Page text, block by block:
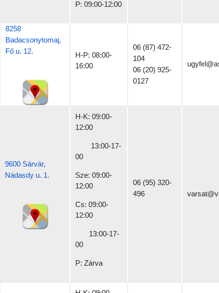
P: 09:00-12:00
8258
Badacsonytomaj,
Fő u. 12.
H-P: 08:00-
16:00
06 (87) 472-
104
06 (20) 925-
0127
9600 Sárvár,
Nádasdy u. 1.
H-K: 09:00-
12:00
13:00-17-
00
Sze: 09:00-
12:00
Cs: 09:00-
12:00
13:00-17-
00
P: Zárva
06 (95) 320-
496